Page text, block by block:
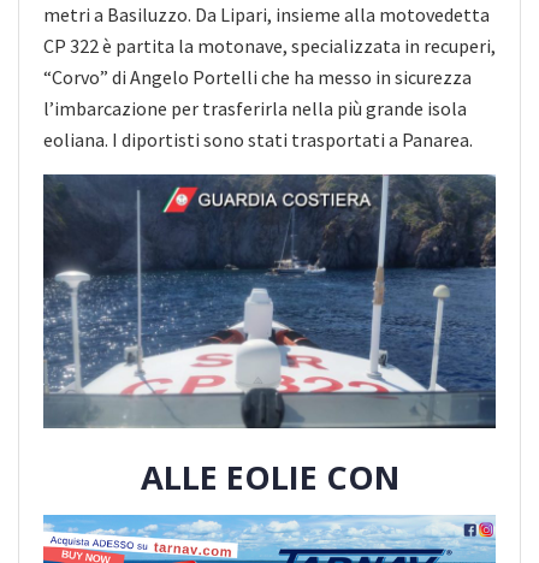
metri a Basiluzzo. Da Lipari, insieme alla motovedetta
CP 322 è partita la motonave, specializzata in recuperi,
“Corvo” di Angelo Portelli che ha messo in sicurezza
l’imbarcazione per trasferirla nella più grande isola
eoliana. I diportisti sono stati trasportati a Panarea.
ALLE EOLIE CON